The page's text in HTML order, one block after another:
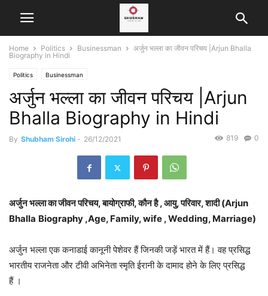
Home Politics Businessman
अर्जुन भल्ला का जीवन परिचय |Arjun Bhalla
Biography in Hindi
Politics Businessman
अर्जुन भल्ला का जीवन परिचय |Arjun
Bhalla Biography in Hindi
By Shubham Sirohi - 26/12/2021 0
819
अर्जुन भल्ला का जीवन परिचय, बायोग्राफी, कौन है , आयु, परिवार, शादी (Arjun
Bhalla Biography ,Age, Family, wife , Wedding, Marriage)
अर्जुन भल्ला एक कनाडाई कानूनी पेशेवर हैं जिनकी जड़ें भारत में हैं। वह प्रसिद्ध
भारतीय राजनेता और टीवी अभिनेता स्मृति ईरानी के दामाद होने के लिए प्रसिद्ध
हैं ।